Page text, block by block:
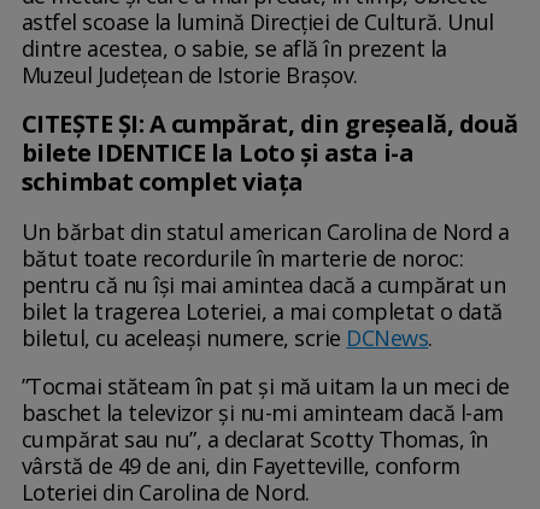
astfel scoase la lumină Direcţiei de Cultură. Unul
dintre acestea, o sabie, se află în prezent la
Muzeul Judeţean de Istorie Braşov.
CITEȘTE ȘI: A cumpărat, din greșeală, două
bilete IDENTICE la Loto și asta i-a
schimbat complet viața
Un bărbat din statul american Carolina de Nord a
bătut toate recordurile în marterie de noroc:
pentru că nu își mai amintea dacă a cumpărat un
bilet la tragerea Loteriei, a mai completat o dată
biletul, cu aceleași numere, scrie DCNews.
”Tocmai stăteam în pat și mă uitam la un meci de
baschet la televizor și nu-mi aminteam dacă l-am
cumpărat sau nu”, a declarat Scotty Thomas, în
vârstă de 49 de ani, din Fayetteville, conform
Loteriei din Carolina de Nord.